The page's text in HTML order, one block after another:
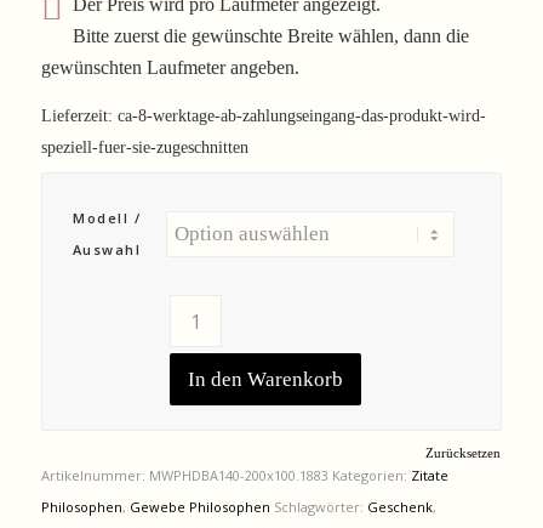
Bitte zuerst die gewünschte Breite wählen, dann die
gewünschten Laufmeter angeben.
Lieferzeit: ca-8-werktage-ab-zahlungseingang-das-produkt-wird-
speziell-fuer-sie-zugeschnitten
Modell /
Auswahl
Zurücksetzen
In den Warenkorb
Artikelnummer: MWPHDBA140-200x100.1883 Kategorien: Zitate
Philosophen, Gewebe Philosophen Schlagwörter: Geschenk,